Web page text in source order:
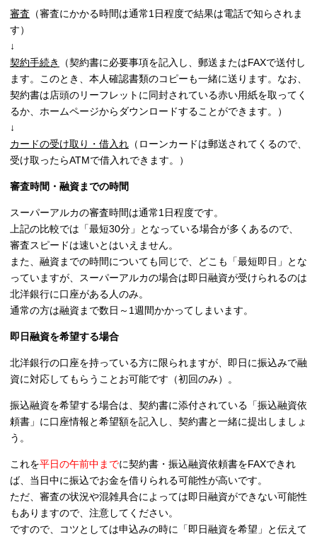
審査 （審査にかかる時間は通常1日程度で結果は電話で知らされま
す）
↓
契約手続き
（契約書に必要事項を記入し、郵送またはFAXで送付し
ます。このとき、本人確認書類のコピーも一緒に送ります。なお、
契約書は店頭のリーフレットに同封されている赤い用紙を取ってく
るか、ホームページからダウンロードすることができます。）
↓
カードの受け取り・借入れ （ローンカードは郵送されてくるので、
受け取ったらATMで借入れできます。）
審査時間・融資までの時間
スーパーアルカの審査時間は通常1日程度です。
上記の比較では「最短30分」となっている場合が多くあるので、
審査スピードは速いとはいえません。
また、融資までの時間についても同じで、どこも「最短即日」とな
っていますが、スーパーアルカの場合は即日融資が受けられるのは
北洋銀行に口座がある人のみ。
通常の方は融資まで数日～1週間かかってしまいます。
即日融資を希望する場合
北洋銀行の口座を持っている方に限られますが、即日に振込みで融
資に対応してもらうことお可能です（初回のみ）。
振込融資を希望する場合は、契約書に添付されている「振込融資依
頼書」に口座情報と希望額を記入し、契約書と一緒に提出しましょ
う。
これを平日の午前中までに契約書・振込融資依頼書をFAXできれ
ば、当日中に振込でお金を借りられる可能性が高いです。
ただ、審査の状況や混雑具合によっては即日融資ができない可能性
もありますので、注意してください。
ですので、コツとしては申込みの時に「即日融資を希望」と伝えて